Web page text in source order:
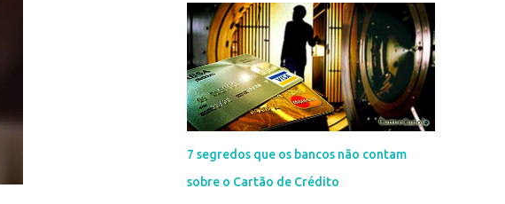
7 segredos que os bancos não contam
sobre o Cartão de Crédito